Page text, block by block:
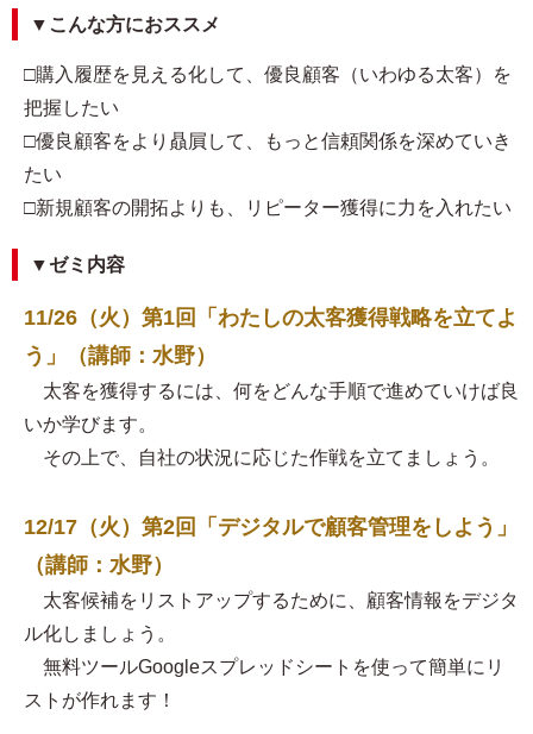
▼こんな方におススメ
□購入履歴を見える化して、優良顧客（いわゆる太客）を
把握したい
□優良顧客をより贔屓して、もっと信頼関係を深めていき
たい
□新規顧客の開拓よりも、リピーター獲得に力を入れたい
▼ゼミ内容
11/26（火）第1回「わたしの太客獲得戦略を立てよ
う」（講師：水野）
太客を獲得するには、何をどんな手順で進めていけば良
いか学びます。
その上で、自社の状況に応じた作戦を立てましょう。
12/17（火）第2回「デジタルで顧客管理をしよう」
（講師：水野）
太客候補をリストアップするために、顧客情報をデジタ
ル化しましょう。
無料ツールGoogleスプレッドシートを使って簡単にリ
ストが作れます！